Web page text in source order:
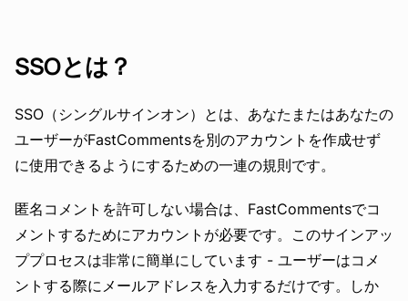
SSOとは？
SSO（シングルサインオン）とは、あなたまたはあなたの
ユーザーがFastCommentsを別のアカウントを作成せず
に使用できるようにするための一連の規則です。
匿名コメントを許可しない場合は、FastCommentsでコ
メントするためにアカウントが必要です。このサインアッ
ププロセスは非常に簡単にしています - ユーザーはコメ
ントする際にメールアドレスを入力するだけです。しか